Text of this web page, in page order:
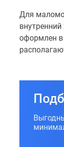
и
двору.
Приватная
дворе
проложен
пеший
Для
оформлен